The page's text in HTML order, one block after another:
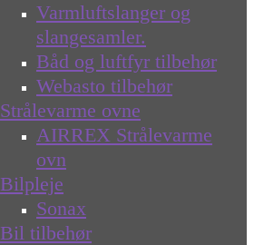
Varmluftslanger og
slangesamler.
Båd og luftfyr tilbehør
Webasto tilbehør
Strålevarme ovne
AIRREX Strålevarme
ovn
Bilpleje
Sonax
Bil tilbehør